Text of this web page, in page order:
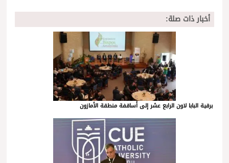
أخبار ذات صلة:
برقية البابا لاون الرابع عشر إلى أساقفة منطقة الأمازون